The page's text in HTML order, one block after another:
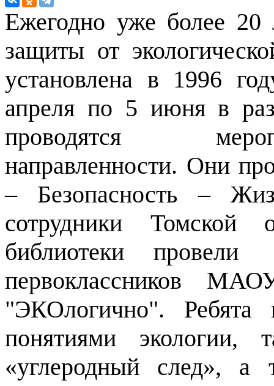
Ежегодно уже более 20
защиты от
установлена в 1996
апреля по 5 июня в
проводятся
направленности. Они
– Безопасность –
сотрудники Томской
библиотеки
первоклассников
"ЭКОлогично". Ребята
понятиями экологии,
«углеродный след», а